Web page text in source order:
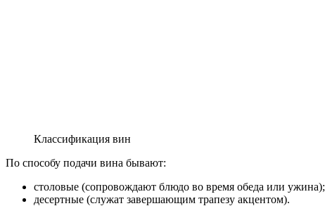
Классификация вин
По способу подачи вина бывают:
столовые (сопровождают блюдо во время обеда или ужина);
десертные (служат завершающим трапезу акцентом).